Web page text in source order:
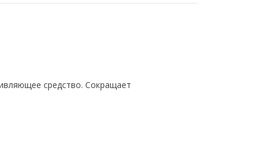
средство. Сокращает